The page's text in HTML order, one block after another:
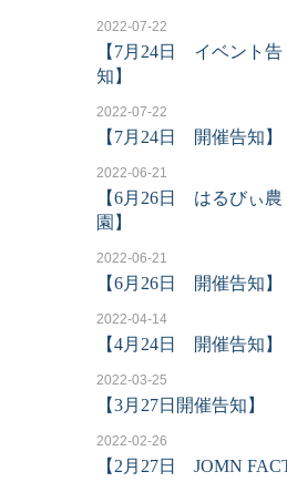
2022-07-22
【7月24日 イベント告
知】
2022-07-22
【7月24日 開催告知】
2022-06-21
【6月26日 はるびぃ農
園】
2022-06-21
【6月26日 開催告知】
2022-04-14
【4月24日 開催告知】
2022-03-25
【3月27日開催告知】
2022-02-26
【2月27日 JOMN